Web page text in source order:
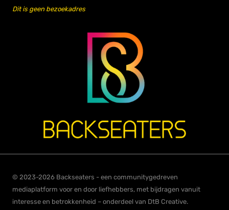
Dit is geen bezoekadres
© 2023-2026 Backseaters - een communitygedreven
mediaplatform voor en door liefhebbers, met bijdragen vanuit
interesse en betrokkenheid – onderdeel van DtB Creative.